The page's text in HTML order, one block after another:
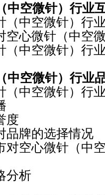
中空微针）行业
中空微针）行
心微针（中空
中空微针）行
中空微针）行业
中空微针）行
度
牌的选择情况
空心微针（中
析